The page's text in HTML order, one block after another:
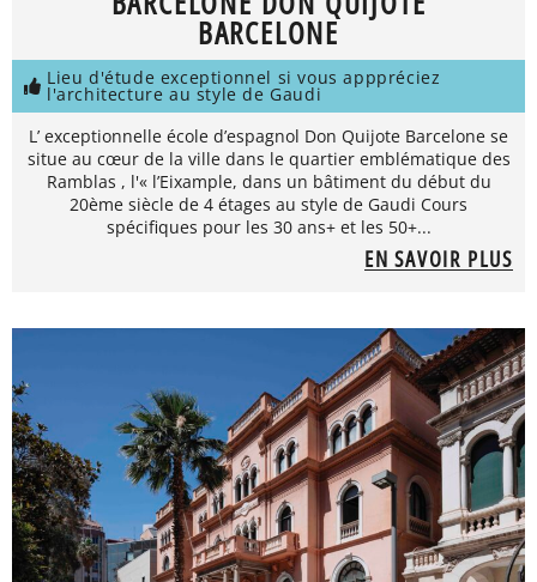
BARCELONE
Lieu d'étude exceptionnel si vous apppréciez
l'architecture au style de Gaudi
L’ exceptionnelle école d’espagnol Don Quijote Barcelone se
situe au cœur de la ville dans le quartier emblématique des
Ramblas , l'« l’Eixample, dans un bâtiment du début du
20ème siècle de 4 étages au style de Gaudi Cours
spécifiques pour les 30 ans+ et les 50+...
EN SAVOIR PLUS